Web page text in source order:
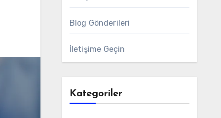
Blog Gönderileri
İletişime Geçin
Kategoriler